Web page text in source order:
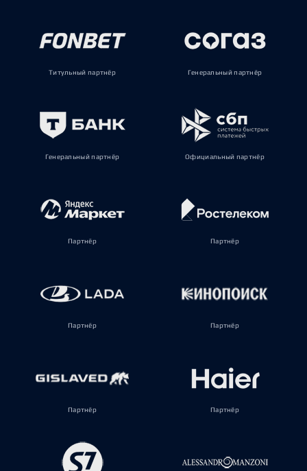
Титульный партнёр Генеральный партнёр
Генеральный партнёр Официальный партнёр
Партнёр Партнёр
Партнёр Партнёр
Партнёр Партнёр